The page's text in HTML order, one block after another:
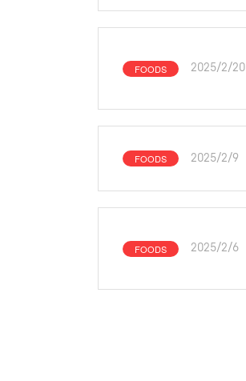
FOODS 2025/2/20
FOODS 2025/2/9
FOODS 2025/2/6